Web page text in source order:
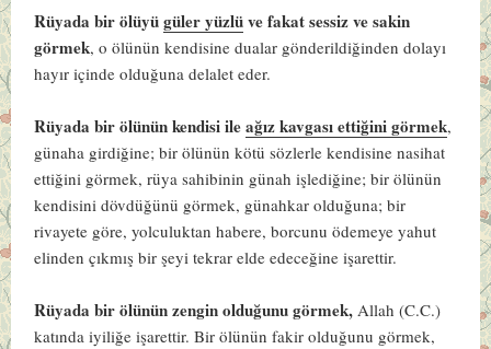
Rüyada bir ölüyügüler yüzlüve fakat sessiz ve sakin
görmek, o ölünün kendisine dualar gönderildiğinden dolayı
hayır içinde olduğuna delalet eder.
Rüyada bir ölünün kendisi ileağız kavgası ettiğini görmek,
günaha girdiğine; bir ölünün kötü sözlerle kendisine nasihat
ettiğini görmek, rüya sahibinin günah işlediğine; bir ölünün
kendisini dövdüğünü görmek, günahkar olduğuna; bir
rivayete göre, yolculuktan habere, borcunu ödemeye yahut
elinden çıkmış bir şeyi tekrar elde edeceğine işarettir.
Rüyada bir ölünün zengin olduğunu görmek, Allah (C.C.)
katında iyiliğe işarettir. Bir ölünün fakir olduğunu görmek,